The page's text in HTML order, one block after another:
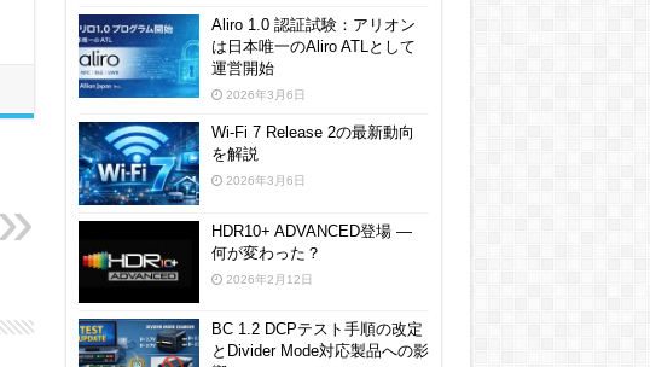
Aliro 1.0 認証試験：アリオン
は日本唯一のAliro ATLとして
運営開始
2026年3月6日
Wi-Fi 7 Release 2の最新動向
を解説
2026年3月6日
HDR10+ ADVANCED登場 ―
何が変わった？
2026年2月12日
BC 1.2 DCPテスト手順の改定
とDivider Mode対応製品への影